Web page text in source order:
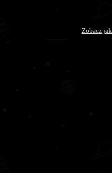
Zobacz